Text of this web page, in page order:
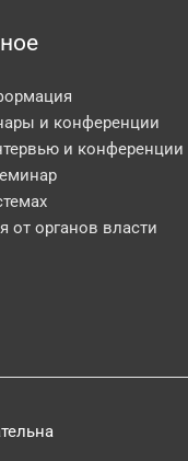
и конференции
и конференции
от органов власти